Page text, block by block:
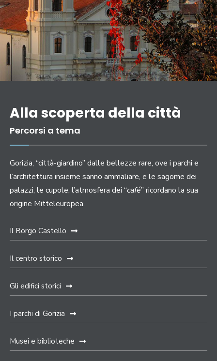
Alla scoperta della città
Percorsi a tema
Gorizia, “città-giardino” dalle bellezze rare, ove i parchi e
l’architettura insieme sanno ammaliare, e le sagome dei
palazzi, le cupole, l’atmosfera dei “café” ricordano la sua
origine Mitteleuropea.
Il Borgo Castello
Il centro storico
Gli edifici storici
I parchi di Gorizia
Musei e biblioteche